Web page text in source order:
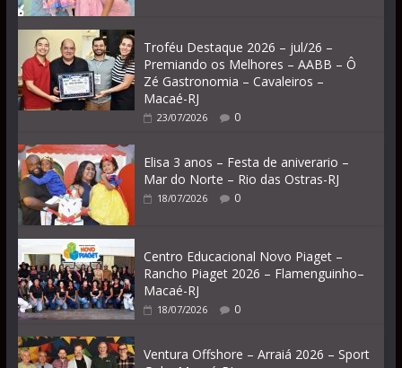
Troféu Destaque 2026 – jul/26 –
Premiando os Melhores – AABB – Ô
Zé Gastronomia – Cavaleiros –
Macaé-RJ
23/07/2026 0
Elisa 3 anos – Festa de aniverario –
Mar do Norte – Rio das Ostras-RJ
18/07/2026 0
Centro Educacional Novo Piaget –
Rancho Piaget 2026 – Flamenguinho–
Macaé-RJ
18/07/2026 0
Ventura Offshore – Arraiá 2026 – Sport